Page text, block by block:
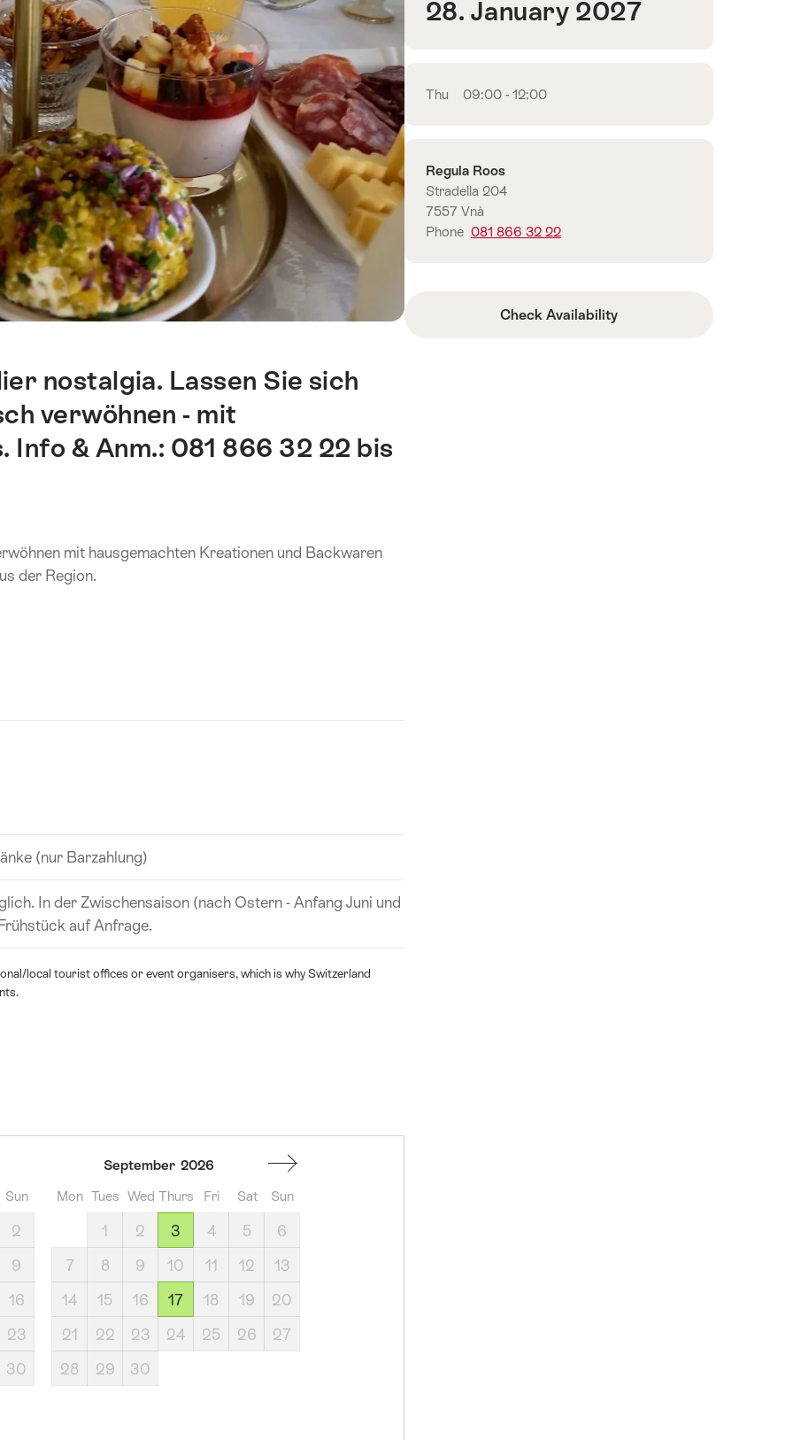
nostalgia. Lassen Sie sich
verwöhnen - mit
& Anm.: 081 866 32 22 bis
mit hausgemachten Kreationen und Backwaren
der Region.
(nur Barzahlung)
In der Zwischensaison (nach Ostern - Anfang Juni und
auf Anfrage.
local tourist offices or event organisers, which is why Switzerland
Sun
2
9
16
23
30
September 2026
Mon Tues Wed Thurs Fri Sat Sun
1 2 3 4 5
6
7
8 9 10 11 12
13
14
15 16 17 18 19
20
21
22 23 24 25 26
27
28
29 30
28. January 2027
Thu 09:00 - 12:00
Contact
Regula Roos
Stradella 204
7557 Vnà
Phone 081 866 32 22
Check Availability